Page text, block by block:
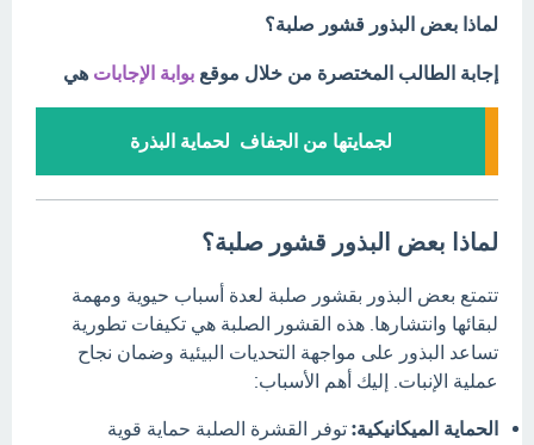
لماذا بعض البذور قشور صلبة؟
إجابة الطالب المختصرة من خلال موقع بوابة الإجابات هي
لجمايتها من الجفاف لحماية البذرة
لماذا بعض البذور قشور صلبة؟
تتمتع بعض البذور بقشور صلبة لعدة أسباب حيوية ومهمة
لبقائها وانتشارها. هذه القشور الصلبة هي تكيفات تطورية
تساعد البذور على مواجهة التحديات البيئية وضمان نجاح
عملية الإنبات. إليك أهم الأسباب:
الحماية الميكانيكية: توفر القشرة الصلبة حماية قوية